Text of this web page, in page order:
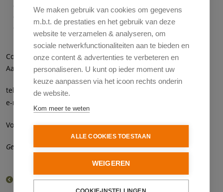
We maken gebruik van cookies om gegevens
m.b.t. de prestaties en het gebruik van deze
website te verzamelen & analyseren, om
sociale netwerkfunctionaliteiten aan te bieden en
onze content & advertenties te verbeteren en
personaliseren. U kunt op ieder moment uw
keuze aanpassen via het icoon rechts onderin
de website.
Kom meer te weten
ALLE COOKIES TOESTAAN
WEIGEREN
Vrijdag 27 maart 2026
Vrijdag 17 april 2026
Vrijdag 15 mei 2026
Coördinator van de groep is Bert Valk.
Aanmelden voor deelname:
tel: 06-40366883,
e-mail:
Voor meer informatieKlikhier.
Geen aanmelding vooraf nodig.
Terug naar het overzicht van het aanbod